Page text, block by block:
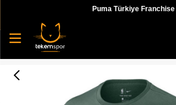
Puma Türkiye Franchise